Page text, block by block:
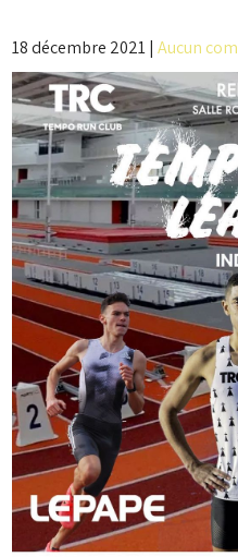
18 décembre 2021|Aucun